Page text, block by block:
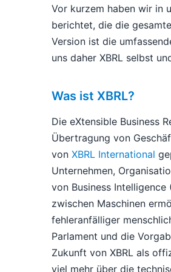
Vor kurzem haben wir in
berichtet, die die
Version ist die
uns daher XBRL selbst
Was ist XBRL?
Die eXtensible Business
Übertragung von
vonXBRL International
Unternehmen,
von Business
zwischen Maschinen
fehleranfälliger
Parlament und die
Zukunft von XBRL als
viel mehr über die